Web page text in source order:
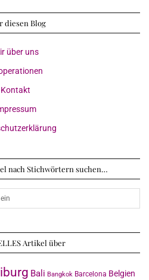
diesen Blog
über uns
Kontakt
nach Stichwörtern suchen…
Artikel über
Bali Bangkok Barcelona Belgien